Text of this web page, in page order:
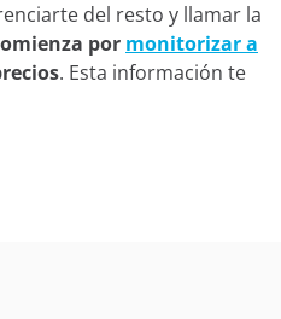
del resto y llamar la
por monitorizar a
. Esta información te